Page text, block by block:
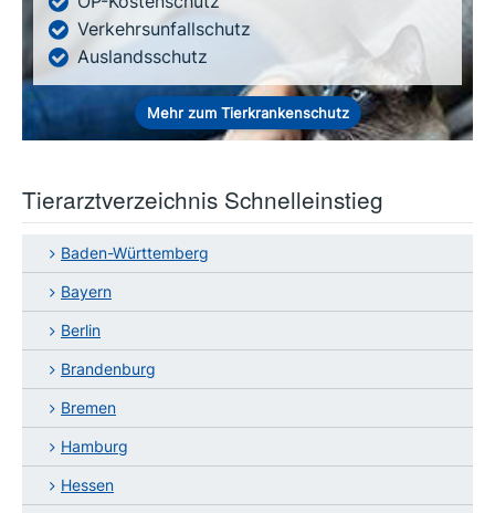
Verkehrsunfallschutz
Auslandsschutz
Mehr zum Tierkrankenschutz
Tierarztverzeichnis Schnelleinstieg
Baden-Württemberg
Bayern
Berlin
Brandenburg
Bremen
Hamburg
Hessen